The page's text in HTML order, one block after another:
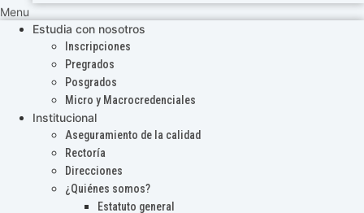
Menu
Estudia con nosotros
Inscripciones
Pregrados
Posgrados
Micro y Macrocredenciales
Institucional
Aseguramiento de la calidad
Rectoría
Direcciones
¿Quiénes somos?
Estatuto general